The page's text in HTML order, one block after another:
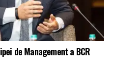
de Management a BCR